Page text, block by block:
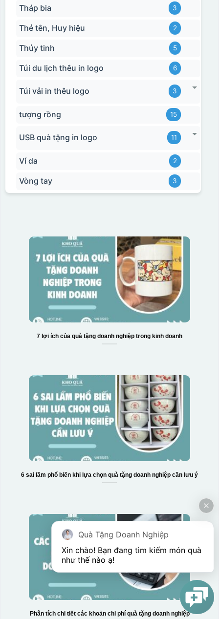
Tháp bia 3
Thẻ tên, Huy hiệu 2
Thủy tinh 5
Túi du lịch thêu in logo 6
Túi vải in thêu logo 3
tượng rồng 15
USB quà tặng in logo 11
Ví da 2
Vòng tay 3
7 lợi ích của quà tặng doanh nghiệp trong kinh doanh
6 sai lầm phổ biến khi lựa chọn quà tặng doanh nghiệp cần lưu ý
Phân tích chi tiết các khoản chi phí quà tặng doanh nghiệp
Quà Tặng Doanh Nghiệp
Xin chào! Bạn đang tìm kiếm món quà
như thế nào ạ!